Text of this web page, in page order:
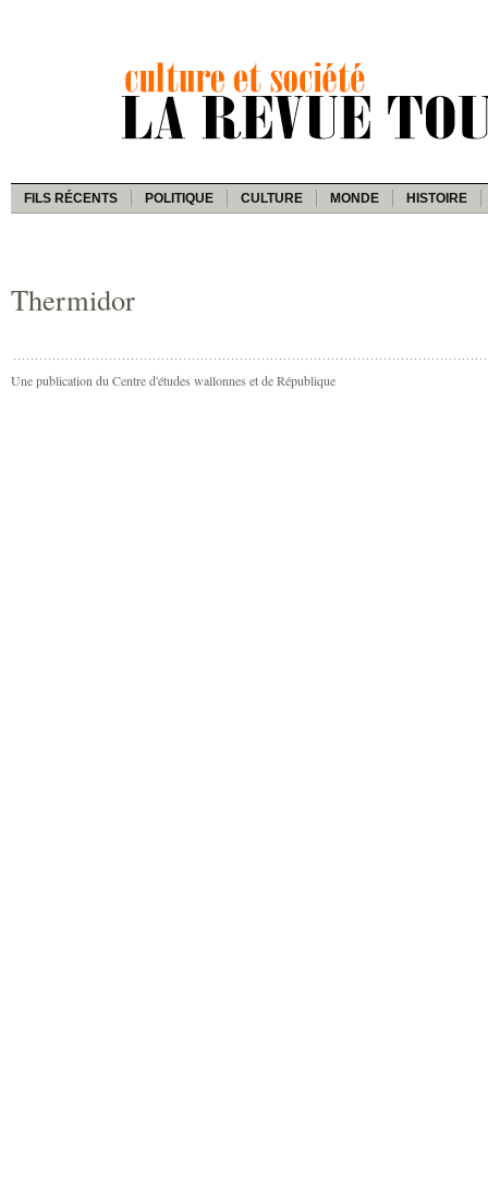
FILS RÉCENTS POLITIQUE CULTURE MONDE HISTOIRE
Thermidor
Une publication du Centre d'études wallonnes et de République